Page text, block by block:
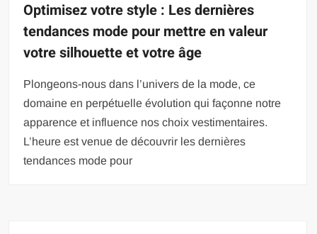
Optimisez votre style : Les dernières
tendances mode pour mettre en valeur
votre silhouette et votre âge
Plongeons-nous dans l’univers de la mode, ce
domaine en perpétuelle évolution qui façonne notre
apparence et influence nos choix vestimentaires.
L’heure est venue de découvrir les dernières
tendances mode pour